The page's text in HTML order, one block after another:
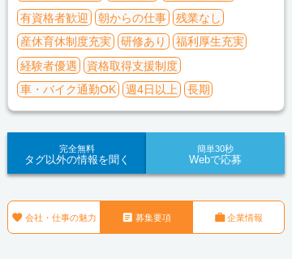
有資格者歓迎
朝からの仕事
残業なし
産休育休制度充実
研修あり
福利厚生充実
経験者優遇
資格取得支援制度
車・バイク通勤OK
週4日以上 長期
完全無料
タグ以外の情報を聞く
簡単30秒
Webで応募
 会社・仕事の魅力  募集要項 企業情報